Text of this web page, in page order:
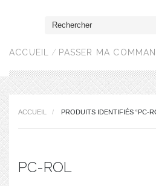
ACCUEIL PASSER MA
ACCUEIL PRODUITS IDENTIFIÉS “PC-
PC-ROL